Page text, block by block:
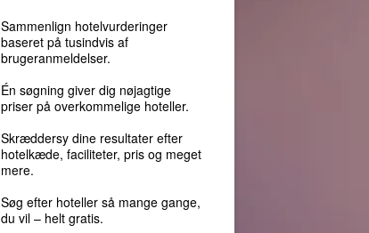
Sammenlign hotelvurderinger
baseret på tusindvis af
brugeranmeldelser.
Én søgning giver dig nøjagtige
priser på overkommelige hoteller.
Skræddersy dine resultater efter
hotelkæde, faciliteter, pris og meget
mere.
Søg efter hoteller så mange gange,
du vil – helt gratis.